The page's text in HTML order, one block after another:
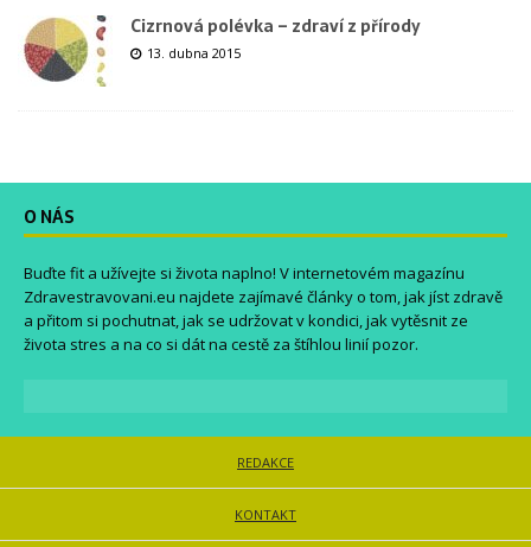
Cizrnová polévka – zdraví z přírody
13. dubna 2015
O NÁS
Buďte fit a užívejte si života naplno! V internetovém magazínu
Zdravestravovani.eu najdete zajímavé články o tom, jak jíst zdravě
a přitom si pochutnat, jak se udržovat v kondici, jak vytěsnit ze
života stres a na co si dát na cestě za štíhlou linií pozor.
REDAKCE
KONTAKT